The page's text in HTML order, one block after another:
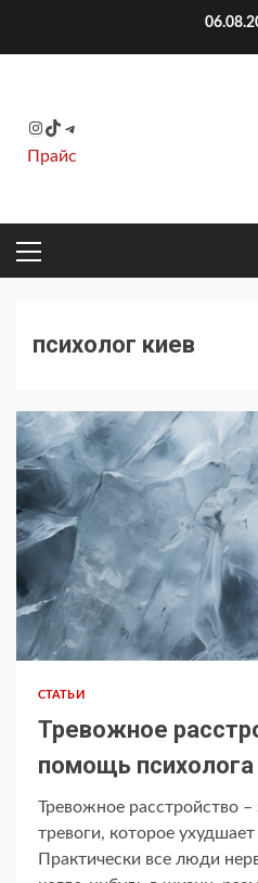
Instagram
TikTok
Telegram
Прайс
ОСНОВНОЕ
МЕНЮ
психолог киев
СТАТЬИ
Тревожное
помощь психолога
Тревожное расстройство –
тревоги, которое
Практически все люди